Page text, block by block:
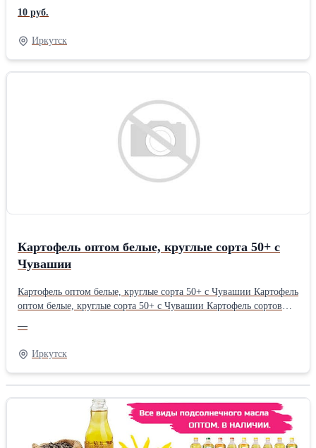
переработчиков В наличии 3500 тонн сегодня на реализацию
Фасуем в сетки по 25-30 кг Лучшие условия и цены(постоянно
мониторим) Отгружаем от 5 тонн Приезжайте, смотритеТип:
Свежие Вид: Картофель
10 руб.
Иркутск
Картофель оптом белые, круглые сорта 50+ с
Чувашии
Картофель оптом белые, круглые сорта 50+ с Чувашии Картофель
оптом белые, круглые сорта 50+ с Чувашии Картофель сортов
соблюдалась вся агротехника Картофель имеет круглую ровную
форму, без грязи и болячек отлично подойдет для переработки В
наличии 3500 тонн.Фасуем в сетки от 25-30 кг и
выше.Документы в наличии. Отгружаем от 3 тонн и выше
------------------------------------------------------------------ купить
картофель оптом, картошка опт, картошка опт купить, картофель
продажа, картофель цена, картофель оптомВид: Картофель
—
Иркутск